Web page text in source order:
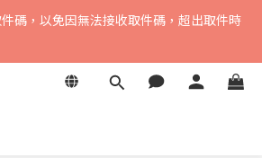
碼，以免因無法接收取件碼，超出取件時